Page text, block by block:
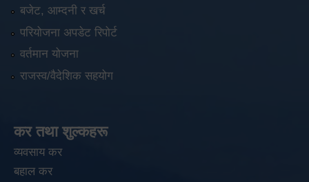
बजेट, आम्दनी र खर्च
परियोजना अपडेट रिपोर्ट
वर्तमान योजना
राजस्व/वैदेशिक सहयोग
कर तथा शुल्कहरू
व्यवसाय कर
बहाल कर